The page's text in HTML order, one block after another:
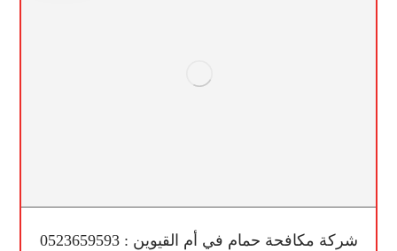
شركة مكافحة حمام في أم القيوين : 0523659593